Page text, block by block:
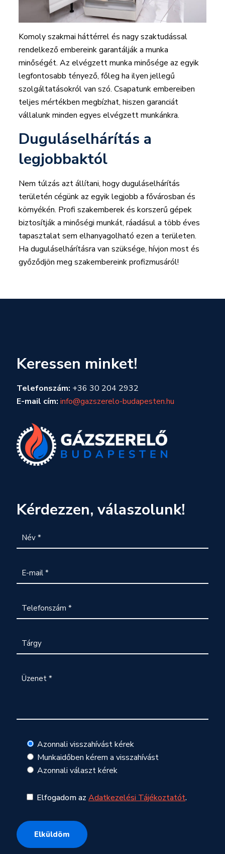
Komoly szakmai háttérrel és nagy szaktudással
rendelkező embereink garantálják a munka
minőségét. Az elvégzett munka minősége az egyik
legfontosabb tényező, főleg ha ilyen jellegű
szolgáltatásokról van szó. Csapatunk embereiben
teljes mértékben megbízhat, hiszen garanciát
vállalunk minden egyes elvégzett munkánkra.
Duguláselhárítás a
legjobbaktól
Nem túlzás azt állítani, hogy duguláselhárítás
területén cégünk az egyik legjobb a fővárosban és
környékén. Profi szakemberek és korszerű gépek
biztosítják a minőségi munkát, ráadásul a több éves
tapasztalat sem elhanyagolható ezen a területen.
Ha duguláselhárításra van szüksége, hívjon most és
győződjön meg szakembereink profizmusáról!
Keressen minket!
Telefonszám: +36 30 204 2932
E-mail cím: info@gazszerelo-budapesten.hu
Kérdezzen, válaszolunk!
Azonnali visszahívást kérek
Munkaidőben kérem a visszahívást
Azonnali választ kérek
Elfogadom az Adatkezelési Tájékoztatót.